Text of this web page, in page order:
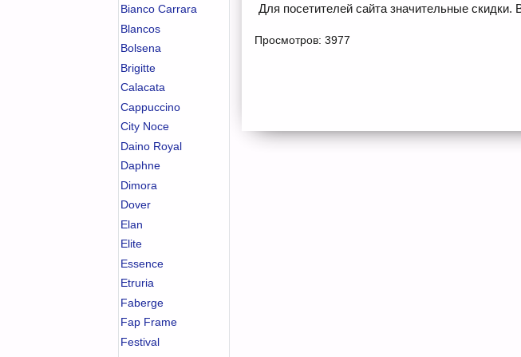
Bianco Carrara
Blancos
Bolsena
Brigitte
Calacata
Cappuccino
City Noce
Daino Royal
Daphne
Dimora
Dover
Elan
Elite
Essence
Etruria
Faberge
Fap Frame
Festival
Для посетителей сайта значительные
Просмотров: 3977